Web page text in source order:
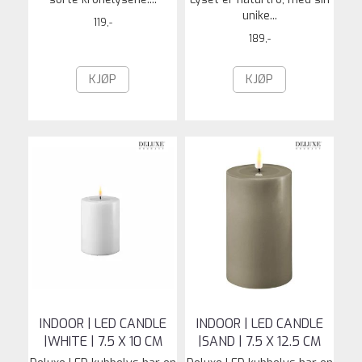
119,-
KJØP
unike...
189,-
KJØP
INDOOR | LED CANDLE
|WHITE | 7.5 X 10 CM
INDOOR | LED CANDLE
|SAND | 7.5 X 12.5 CM